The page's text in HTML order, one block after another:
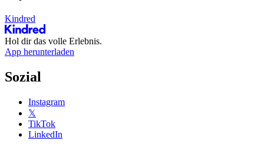
Kindred
Hol dir das volle Erlebnis.
App herunterladen
Sozial
Instagram
𝕏
TikTok
LinkedIn